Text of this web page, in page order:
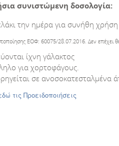
συνιστώμενη δοσολογία:
την ημέρα για συνήθη χρήση
ΕΟΦ: 60075/28.07.2016. Δεν επέχει
ίχνη γάλακτος
για χορτοφάγους.
σε ανοσοκατεσταλμένα
τις Προειδοποιήσεις